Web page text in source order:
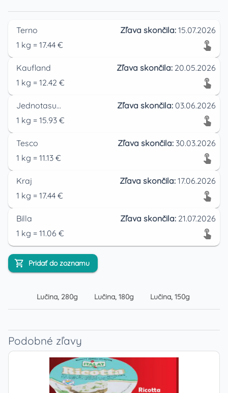
Terno Zľava skončila: 15.07.2026
1 kg = 17.44 €
Kaufland Zľava skončila: 20.05.2026
1 kg = 12.42 €
Jednotasupermarket Zľava skončila: 03.06.2026
1 kg = 15.93 €
Tesco Zľava skončila: 30.03.2026
1 kg = 11.13 €
Kraj Zľava skončila: 17.06.2026
1 kg = 17.44 €
Billa Zľava skončila: 21.07.2026
1 kg = 11.06 €
Pridať do zoznamu
Lučina, 280g Lučina, 180g Lučina, 150g
Podobné zľavy